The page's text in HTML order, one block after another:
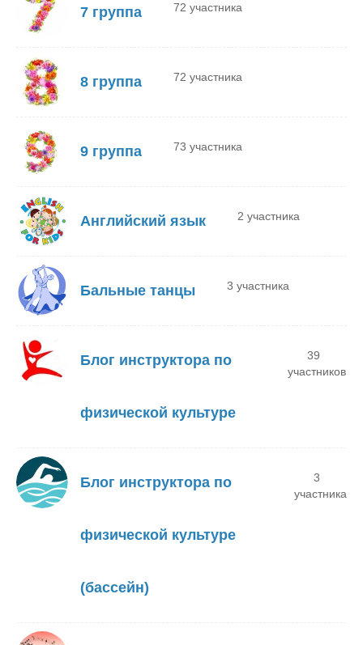
7 группа 72 участника
8 группа 72 участника
9 группа 73 участника
Английский язык 2 участника
Бальные танцы 3 участника
Блог инструктора по
физической культуре
39
участников
Блог инструктора по
физической культуре
(бассейн)
3
участника